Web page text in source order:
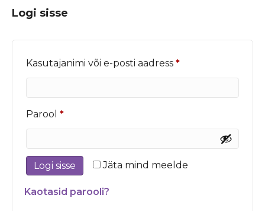
Logi sisse
Kasutajanimi või e-posti aadress *Nõutud
Parool *Nõutud
Jäta mind meelde
Logi sisse
Kaotasid parooli?